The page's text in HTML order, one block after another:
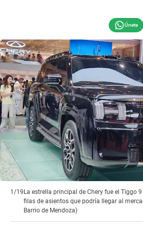
1/19La estrella principal de Chery fue el Tiggo
filas de asientos que podría llegar al
Barrio de Mendoza)